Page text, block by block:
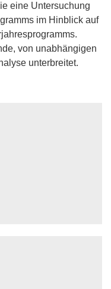
eine Untersuchung
im Hinblick auf
von unabhängigen
unterbreitet.